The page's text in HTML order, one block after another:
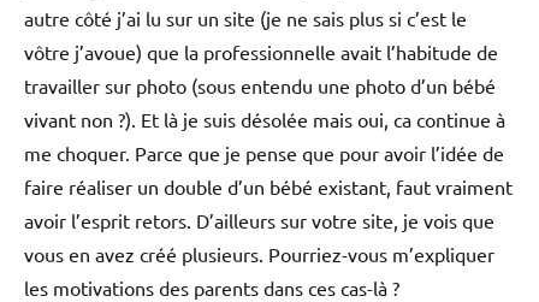
autre côté j’ai lu sur un site (je ne sais plus si c’est le
vôtre j’avoue) que la professionnelle avait l’habitude de
travailler sur photo (sous entendu une photo d’un bébé
vivant non ?). Et là je suis désolée mais oui, ca continue à
me choquer. Parce que je pense que pour avoir l’idée de
faire réaliser un double d’un bébé existant, faut vraiment
avoir l’esprit retors. D’ailleurs sur votre site, je vois que
vous en avez créé plusieurs. Pourriez-vous m’expliquer
les motivations des parents dans ces cas-là ?